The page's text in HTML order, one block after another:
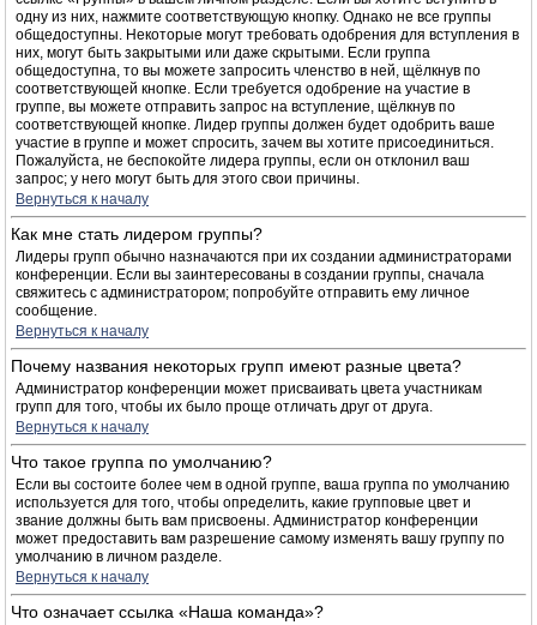
одну из них, нажмите соответствующую кнопку. Однако не все группы
общедоступны. Некоторые могут требовать одобрения для вступления в
них, могут быть закрытыми или даже скрытыми. Если группа
общедоступна, то вы можете запросить членство в ней, щёлкнув по
соответствующей кнопке. Если требуется одобрение на участие в
группе, вы можете отправить запрос на вступление, щёлкнув по
соответствующей кнопке. Лидер группы должен будет одобрить ваше
участие в группе и может спросить, зачем вы хотите присоединиться.
Пожалуйста, не беспокойте лидера группы, если он отклонил ваш
запрос; у него могут быть для этого свои причины.
Вернуться к началу
Как мне стать лидером группы?
Лидеры групп обычно назначаются при их создании администраторами
конференции. Если вы заинтересованы в создании группы, сначала
свяжитесь с администратором; попробуйте отправить ему личное
сообщение.
Вернуться к началу
Почему названия некоторых групп имеют разные цвета?
Администратор конференции может присваивать цвета участникам
групп для того, чтобы их было проще отличать друг от друга.
Вернуться к началу
Что такое группа по умолчанию?
Если вы состоите более чем в одной группе, ваша группа по умолчанию
используется для того, чтобы определить, какие групповые цвет и
звание должны быть вам присвоены. Администратор конференции
может предоставить вам разрешение самому изменять вашу группу по
умолчанию в личном разделе.
Вернуться к началу
Что означает ссылка «Наша команда»?